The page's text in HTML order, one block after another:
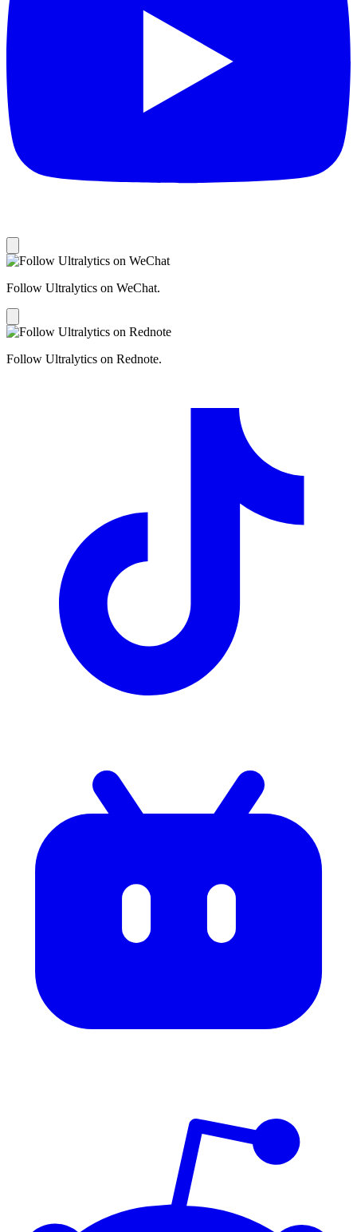
Follow Ultralytics on WeChat.
Follow Ultralytics on Rednote.